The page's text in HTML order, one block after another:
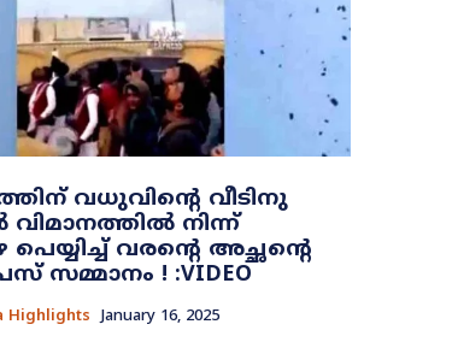
വധുവിന്റെ വീടിനു
നിന്ന്
പെയ്യിച്ച് വരന്റെ അച്ഛന്റെ
സമ്മാനം ! :VIDEO
Highlights January 16, 2025